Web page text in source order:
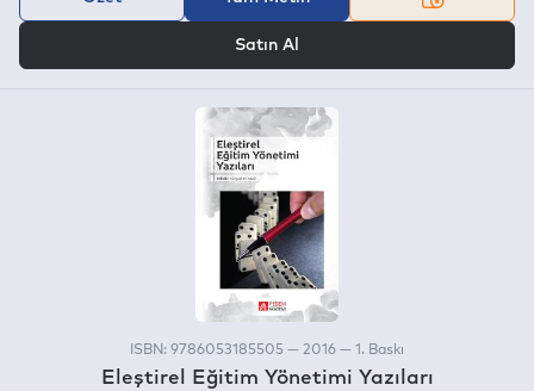
Satın Al
ISBN: 9786053185505 — 2016 — 1. Baskı
Eleştirel Eğitim Yönetimi Yazıları